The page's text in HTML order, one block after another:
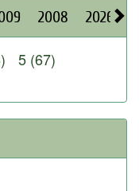
2008 2026
5 (67)